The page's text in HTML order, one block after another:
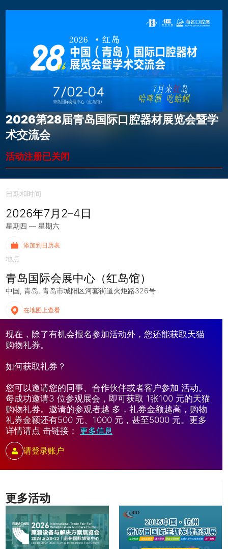
2026第28届青岛国际口腔器材展览会暨学
术交流会
活动注册已关闭
更多活动
日期和时间
2026年7月2–4日
星期四 — 星期六
添加到日历表
地点
青岛国际会展中心（红岛馆）
中国 青岛 青岛市城阳区河套街道火炬路326号
在地图上查看
现在，除了有机会报名参加活动外，您还能获取天猫
购物礼券。
如何获取礼券？
您可以邀请您的同事、合作伙伴或者客户参加 活动。
每成功邀请3 位参观展会，即可获取 1张100 元的天猫
购物礼券。邀请的参观者越 多，礼券金额越高，购物
礼券金额还有500 元、1000 元，甚至5000 元。更多
详情请点 击链接： 更多信息
请登录账户